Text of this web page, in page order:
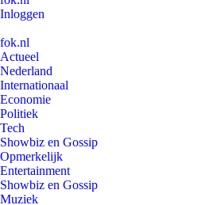
Inloggen
fok.nl
Actueel
Nederland
Internationaal
Economie
Politiek
Tech
Showbiz en Gossip
Opmerkelijk
Entertainment
Showbiz en Gossip
Muziek